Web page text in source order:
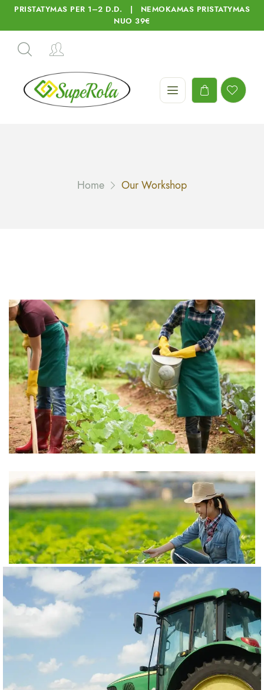
PRISTATYMAS PER 1–2 D.D. | NEMOKAMAS PRISTATYMAS
NUO 39€
Home Our Workshop